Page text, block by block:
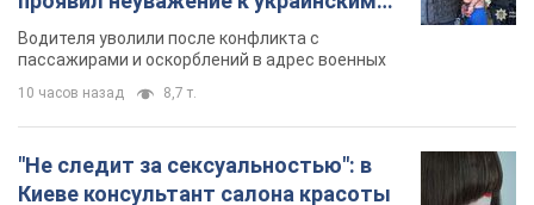
военным и поплатился за это.
Видео
Водителя уволили после конфликта с
пассажирами и оскорблений в адрес военных
10 часов назад 8,7 т.
"Не следит за сексуальностью": в
Киеве консультант салона красоты